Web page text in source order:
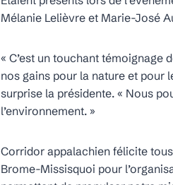
Mélanie Lelièvre et Marie-José
« C’est un touchant témoignage
nos gains pour la nature et pour
surprise la présidente. « Nous
l’environnement. »
Corridor appalachien félicite
Brome-Missisquoi pour